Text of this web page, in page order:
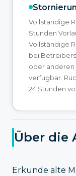
Vollständige
Stunden
Vollständige
bei
oder
verfügbar.
24 Stunden
Über die
Erkunde alte